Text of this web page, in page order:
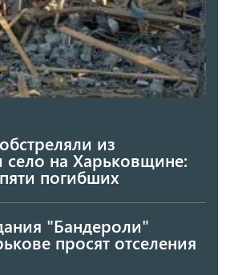
из
село на Харьковщине:
погибших
"Бандероли"
просят отселения